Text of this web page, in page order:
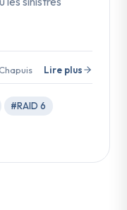
Lire plus
#RAID 6